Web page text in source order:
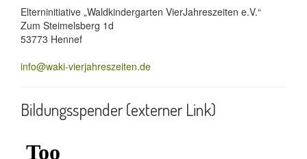
Elterninitiative „Waldkindergarten VierJahreszeiten e.V.“
Zum Steimelsberg 1d
53773 Hennef
info@waki-vierjahreszeiten.de
Bildungsspender (externer Link)